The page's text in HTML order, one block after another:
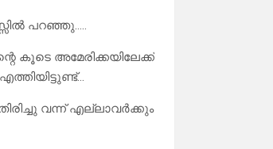
പറഞ്ഞു…..
കൂടെ അമേരിക്കയിലേക്ക്
വന്ന് എല്ലാവർക്കും